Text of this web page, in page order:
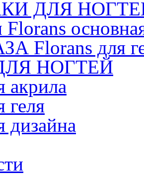
ДЛЯ
Florans
Florans для
НОГТЕЙ
акрила
геля
дизайна